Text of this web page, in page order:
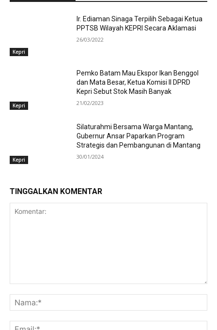
Kepri
Ir. Ediaman Sinaga Terpilih Sebagai Ketua
PPTSB Wilayah KEPRI Secara Aklamasi
26/03/2022
Kepri
Pemko Batam Mau Ekspor Ikan Benggol
dan Mata Besar, Ketua Komisi II DPRD
Kepri Sebut Stok Masih Banyak
21/02/2023
Kepri
Silaturahmi Bersama Warga Mantang,
Gubernur Ansar Paparkan Program
Strategis dan Pembangunan di Mantang
30/01/2024
TINGGALKAN KOMENTAR